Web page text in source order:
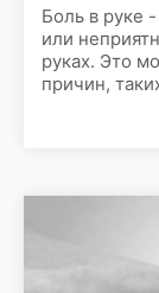
Боль в руке
или
руках. Это
причин,